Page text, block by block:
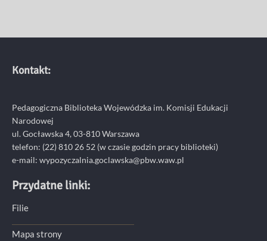
Kontakt:
Pedagogiczna Biblioteka Wojewódzka im. Komisji Edukacji
Narodowej
ul. Gocławska 4, 03-810 Warszawa
telefon: (22) 810 26 52 (w czasie godzin pracy biblioteki)
e-mail: wypozyczalnia.goclawska@pbw.waw.pl
Przydatne linki:
Filie
Mapa strony